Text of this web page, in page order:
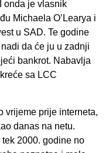
onda je vlasnik
Michaela O’Learya i
u SAD. Te godine
da će ju u zadnji
bankrot. Nabavlja
sa LCC
vrijeme prije interneta,
danas na netu.
2000. godine no